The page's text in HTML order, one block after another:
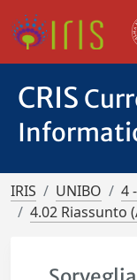
CRIS
IRIS UNIBO
4
4.02 Riassunto